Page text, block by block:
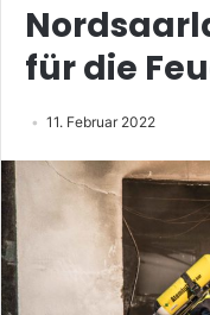
für die
11. Februar 2022